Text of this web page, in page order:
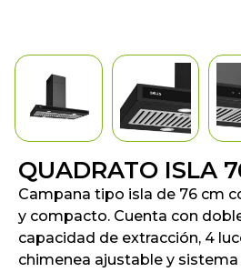
QUADRATO ISLA
Campana tipo isla de 76 cm
y compacto. Cuenta con
capacidad de extracción, 4
chimenea ajustable y